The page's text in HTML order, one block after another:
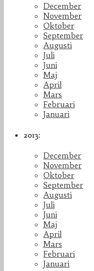
December
November
Oktober
September
Augusti
Juli
Juni
Maj
April
Mars
Februari
Januari
2013:
December
November
Oktober
September
Augusti
Juli
Juni
Maj
April
Mars
Februari
Januari